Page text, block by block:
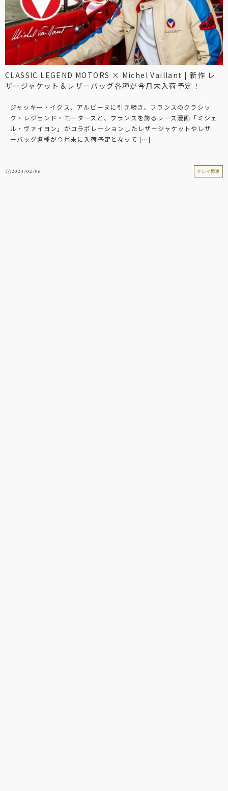
CLASSIC LEGEND MOTORS × Michel Vaillant | 新作 レ
ザージャケット＆レザーバッグ各種が今月末入荷予定！
ジャッキー・イクス、アルピーヌに引き続き、フランスのクラシッ
ク・レジェンド・モータースと、フランスを誇るレース漫画「ミシェ
ル・ヴァイヨン」がコラボレーションしたレザージャケットやレザ
ーバッグ各種が今月末に入荷予定となって […]
2023/02/06 クルマ関連